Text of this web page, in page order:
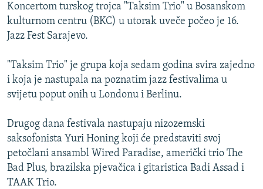
pretragu
VIDEO
PODCASTI
RAT U UKRAJINI
RSE PRIČE IZ SVIJETA
ISPRIČAJ MI
SPECIJALI RSE
VIŠE OD NASLOVA
GENOCID U SREBRENICI
PRATITE NAS
Koncertom turskog trojca "Taksim Trio" u Bosanskom
kulturnom centru (BKC) u utorak uveče počeo je 16.
Jazz Fest Sarajevo.
"Taksim Trio" je grupa koja sedam godina svira zajedno
i koja je nastupala na poznatim jazz festivalima u
svijetu poput onih u Londonu i Berlinu.
Drugog dana festivala nastupaju nizozemski
saksofonista Yuri Honing koji će predstaviti svoj
petočlani ansambl Wired Paradise, američki trio The
Bad Plus, brazilska pjevačica i gitaristica Badi Assad i
TAAK Trio.